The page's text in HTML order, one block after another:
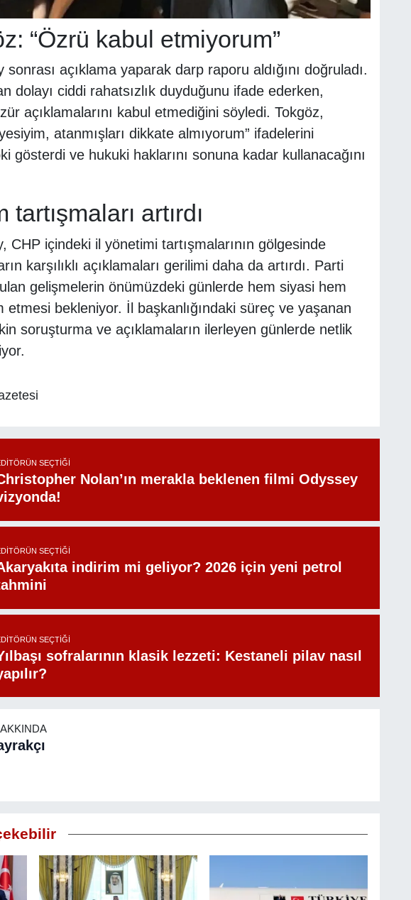
“Özrü kabul etmiyorum”
açıklama yaparak darp raporu aldığını doğruladı.
dolayı ciddi rahatsızlık duyduğunu ifade ederken,
açıklamalarını kabul etmediğini söyledi. Tokgöz,
atanmışları dikkate almıyorum” ifadelerini
gösterdi ve hukuki haklarını sonuna kadar kullanacağını
artırdı
CHP içindeki il yönetimi tartışmalarının gölgesinde
karşılıklı açıklamaları gerilimi daha da artırdı. Parti
gelişmelerin önümüzdeki günlerde hem siyasi hem
etmesi bekleniyor. İl başkanlığındaki süreç ve yaşanan
soruşturma ve açıklamaların ilerleyen günlerde netlik
SEÇTIĞI
Nolan’ın merakla beklenen filmi Odyssey
SEÇTIĞI
indirim mi geliyor? 2026 için yeni petrol
SEÇTIĞI
sofralarının klasik lezzeti: Kestaneli pilav nasıl